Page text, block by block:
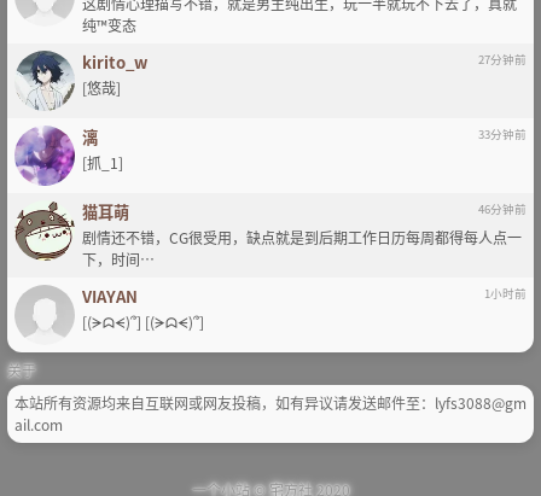
纯™变态
kirito_w 27分钟前
[悠哉]
漓 33分钟前
[抓_1]
猫耳萌 46分钟前
剧情还不错，CG很受用，缺点就是到后期工作日历每周都得每人点一
下，时间…
VIAYAN 1小时前
[(ᗒᗣᗕ)՞] [(ᗒᗣᗕ)՞]
关于
本站所有资源均来自互联网或网友投稿，如有异议请发送邮件至：lyfs3088@gm
ail.com
一个小站 ©宅方社2020